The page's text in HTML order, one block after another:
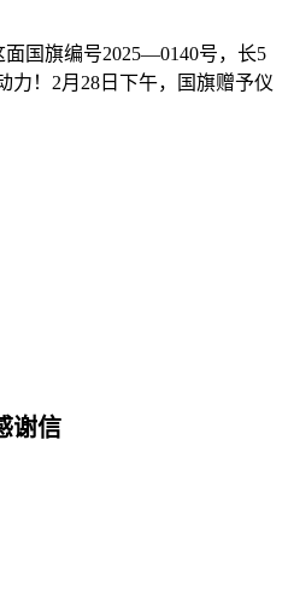
国旗编号2025—0140号，长5
力！2月28日下午，国旗赠予仪
谢信